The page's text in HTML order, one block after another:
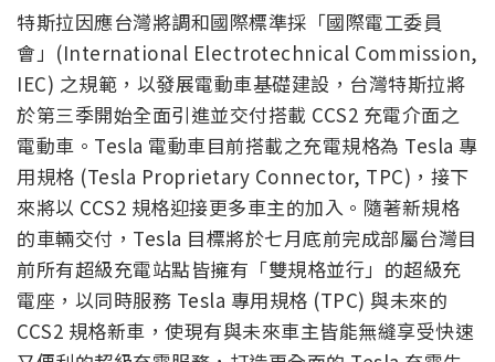
特斯拉因應台灣將調和國際標準採「國際電工委員
會」(International Electrotechnical Commission,
IEC) 之規範，以發展電動車基礎建設，台灣特斯拉將
於第三季開始全面引進並交付搭載 CCS2 充電介面之
電動車。Tesla 電動車目前搭載之充電規格為 Tesla 專
用規格 (Tesla Proprietary Connector, TPC)，接下
來將以 CCS2 規格迎接更多車主的加入。隨著新規格
的車輛交付，Tesla 目標將於七月底前完成部屬台灣目
前所有超級充電站點皆擁有「雙規格並行」的超級充
電座，以同時服務 Tesla 專用規格 (TPC) 與未來的
CCS2 規格新車，使現有與未來車主皆能無縫享受快速